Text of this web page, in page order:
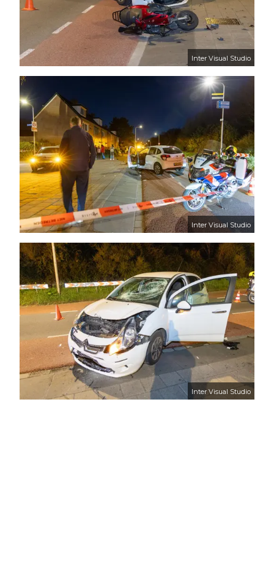
Inter Visual Studio
Inter Visual Studio
Inter Visual Studio